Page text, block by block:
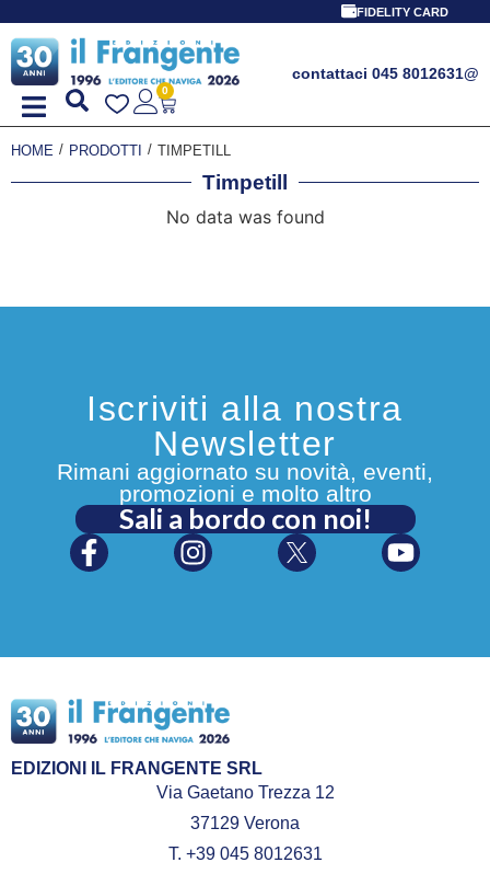
FIDELITY CARD
contattaci 045 8012631@
0
HOME / PRODOTTI / TIMPETILL
Timpetill
No data was found
Iscriviti alla nostra
Newsletter
Rimani aggiornato su novità, eventi,
promozioni e molto altro
Sali a bordo con noi!
EDIZIONI IL FRANGENTE SRL
Via Gaetano Trezza 12
37129 Verona
T. +39 045 8012631